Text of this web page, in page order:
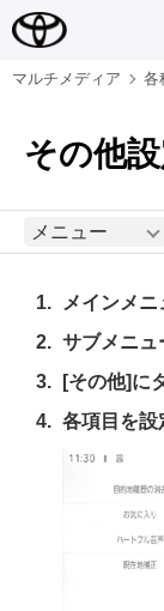
マルチメディア 各
その他
メニュー
メインメニ
サブメニュ
[‍その他‍]に
各項目を設